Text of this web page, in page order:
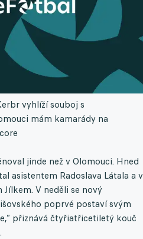
vyhlíží souboj s
mám kamarády na
jinde než v Olomouci. Hned
asistentem Radoslava Látala a v
V neděli se nový
poprvé postaví svým
přiznává čtyřiatřicetiletý kouč